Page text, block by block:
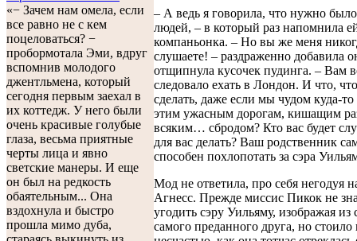
«− Зачем нам омела, если
все равно не с кем
поцеловаться? −
пробормотала Эми, вдруг
вспомнив молодого
джентльмена, который
сегодня первым заехал в
их коттедж. У него были
очень красивые голубые
глаза, весьма приятные
черты лица и явно
светские манеры. И еще
он был на редкость
обаятельным... Она
вздохнула и быстро
прошла мимо дуба,
– А ведь я говорила, что нужно
людей, – в который раз напомнила
компаньонка. – Но вы же меня
слушаете! – раздраженно добавила
отщипнула кусочек пудинга. – Вам
следовало ехать в Лондон. И что,
сделать, даже если мы чудом куда-
этим ужасным дорогам, кишащим
всяким… сбродом? Кто вас будет
для вас делать? Ваш родственник
способен похлопотать за сэра
Мод не ответила, про себя негодуя
Агнесс. Прежде миссис Пикок не
угодить сэру Уильяму, изображая из
самого преданного друга, но стоило